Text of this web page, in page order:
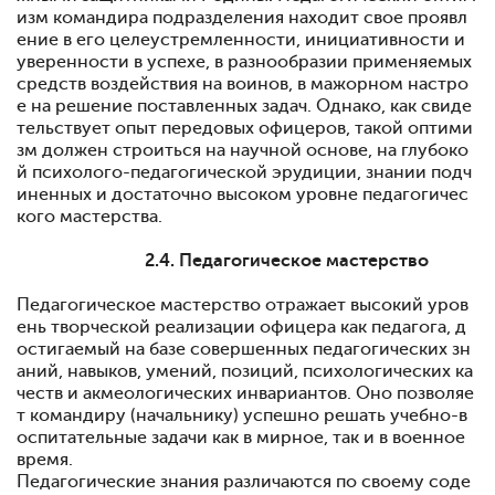
изм командира подразделения нахо­дит свое проявл
ение в его целеустремленности, инициатив­ности и
уверенности в успехе, в разнообразии применяе­мых
средств воздействия на воинов, в мажорном настро
е на решение поставленных задач. Однако, как свиде
тель­ствует опыт передовых офицеров, такой оптими
зм должен строиться на научной основе, на глубоко
й психолого-педа­гогической эрудиции, знании подч
иненных и достаточно высоком уровне педагогичес
кого мастерства.
2.4. Педагогическое мастерство
Педагогическое мастерство отражает высокий уров
ень творческой реализации офицера как педагога, д
остигаемый на базе совершенных педагогических зн
аний, навыков, уме­ний, позиций, психологических ка
честв и акмеологических инвариантов. Оно позволяе
т командиру (начальнику) ус­пешно решать учебно-в
оспитательные задачи как в мир­ное, так и в военное
время.
Педагогические знания различаются по своему соде